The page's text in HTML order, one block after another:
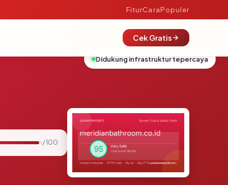
FiturCaraPopuler
Cek Gratis
/ 100
Didukung infrastruktur tepercaya